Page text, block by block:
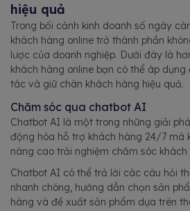
hiệu quả
Trong bối cảnh kinh doanh số ngày
khách hàng online trở thành phần
lược của doanh nghiệp. Dưới đây là
khách hàng online bạn có thể áp
tác và giữ chân khách hàng hiệu quả.
Chăm sóc qua chatbot AI
Chatbot AI là một trong những giải
động hóa hỗ trợ khách hàng 24/7 mà
nâng cao trải nghiệm chăm sóc
Chatbot AI có thể trả lời các câu hỏi
nhanh chóng, hướng dẫn chọn sản
hàng và đề xuất sản phẩm dựa trên